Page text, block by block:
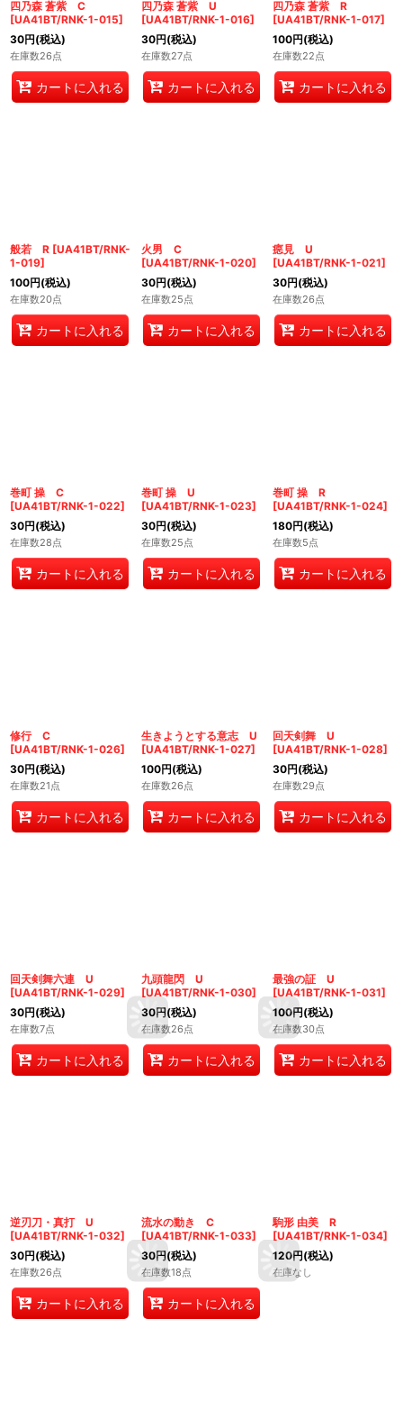
四乃森 蒼紫 C
[UA41BT/RNK-1-015]
30円(税込)
在庫数26点
カートに入れる
四乃森 蒼紫 U
[UA41BT/RNK-1-016]
30円(税込)
在庫数27点
カートに入れる
四乃森 蒼紫 R
[UA41BT/RNK-1-017]
100円(税込)
在庫数22点
カートに入れる
般若 R [UA41BT/RNK-
1-019]
100円(税込)
在庫数20点
カートに入れる
火男 C
[UA41BT/RNK-1-020]
30円(税込)
在庫数25点
カートに入れる
癋見 U
[UA41BT/RNK-1-021]
30円(税込)
在庫数26点
カートに入れる
巻町 操 C
[UA41BT/RNK-1-022]
30円(税込)
在庫数28点
カートに入れる
巻町 操 U
[UA41BT/RNK-1-023]
30円(税込)
在庫数25点
カートに入れる
巻町 操 R
[UA41BT/RNK-1-024]
180円(税込)
在庫数5点
カートに入れる
修行 C
[UA41BT/RNK-1-026]
30円(税込)
在庫数21点
カートに入れる
生きようとする意志 U
[UA41BT/RNK-1-027]
100円(税込)
在庫数26点
カートに入れる
回天剣舞 U
[UA41BT/RNK-1-028]
30円(税込)
在庫数29点
カートに入れる
回天剣舞六連 U
[UA41BT/RNK-1-029]
30円(税込)
在庫数7点
カートに入れる
九頭龍閃 U
[UA41BT/RNK-1-030]
30円(税込)
在庫数26点
カートに入れる
最強の証 U
[UA41BT/RNK-1-031]
100円(税込)
在庫数30点
カートに入れる
逆刃刀・真打 U
[UA41BT/RNK-1-032]
30円(税込)
在庫数26点
カートに入れる
流水の動き C
[UA41BT/RNK-1-033]
30円(税込)
在庫数18点
カートに入れる
駒形 由美 R
[UA41BT/RNK-1-034]
120円(税込)
在庫なし